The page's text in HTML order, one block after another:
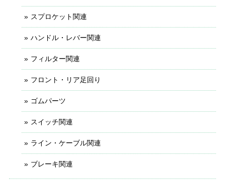
スプロケット関連
ハンドル・レバー関連
フィルター関連
フロント・リア足回り
ゴムパーツ
スイッチ関連
ライン・ケーブル関連
ブレーキ関連